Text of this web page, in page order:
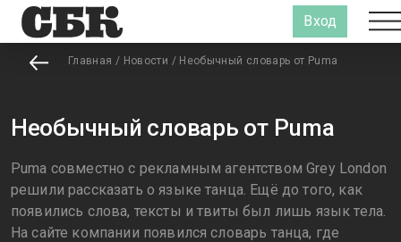
Вход
Главная / Новости / Необычный словарь от Puma
Необычный словарь от Puma
Puma совместно с рекламным агентством Grey London
решили рассказать о языке танца. Ещё до того, как
появились слова, тексты и твиты был лишь язык тела.
На сайте компании появился словарь танца, где